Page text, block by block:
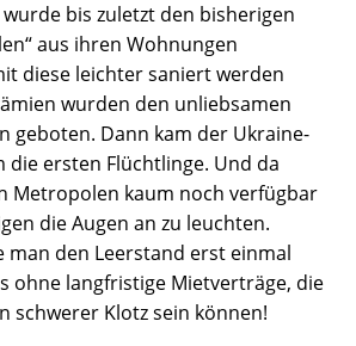
bis zuletzt den bisherigen
aus ihren Wohnungen
diese leichter saniert werden
wurden den unliebsamen
geboten. Dann kam der Ukraine-
die ersten Flüchtlinge. Und da
Metropolen kaum noch verfügbar
die Augen an zu leuchten.
man den Leerstand erst einmal
ohne langfristige Mietverträge, die
schwerer Klotz sein können!